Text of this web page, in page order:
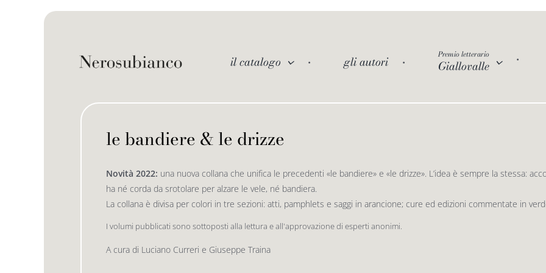
il catalogo gli autori Premio letterario
Giallovalle
le bandiere & le drizze
Novità 2022: una nuova collana che unifica le precedenti «le bandiere» e «le drizze». L’idea è sempre la stessa:
ha né corda da srotolare per alzare le vele, né bandiera.
La collana è divisa per colori in tre sezioni: atti, pamphlets e saggi in arancione; cure ed edizioni commentate in
I volumi pubblicati sono sottoposti alla lettura e all'approvazione di esperti anonimi.
A cura di Luciano Curreri e Giuseppe Traina